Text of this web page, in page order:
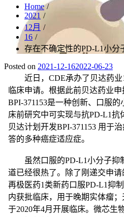
Home
2021
12月
16
存在不确定性的PD-L1小分
Posted on 2021-12-162022-06-23
近日，CDE承办了贝达药业1
临床申请。根据此前贝达药业
BPI-371153是一种创新、口服
床前研究中可实现与抗PD-L1抗
贝达计划开发BPI-371153 用于
答的多种癌症适应症。
虽然口服的PD-L1小分子抑
道已经很热了。除了刚递交申请
再极医药1类新药口服PD-L1抑
内获批临床，用于晚期实体瘤
于2020年4月开展临床。微芯生